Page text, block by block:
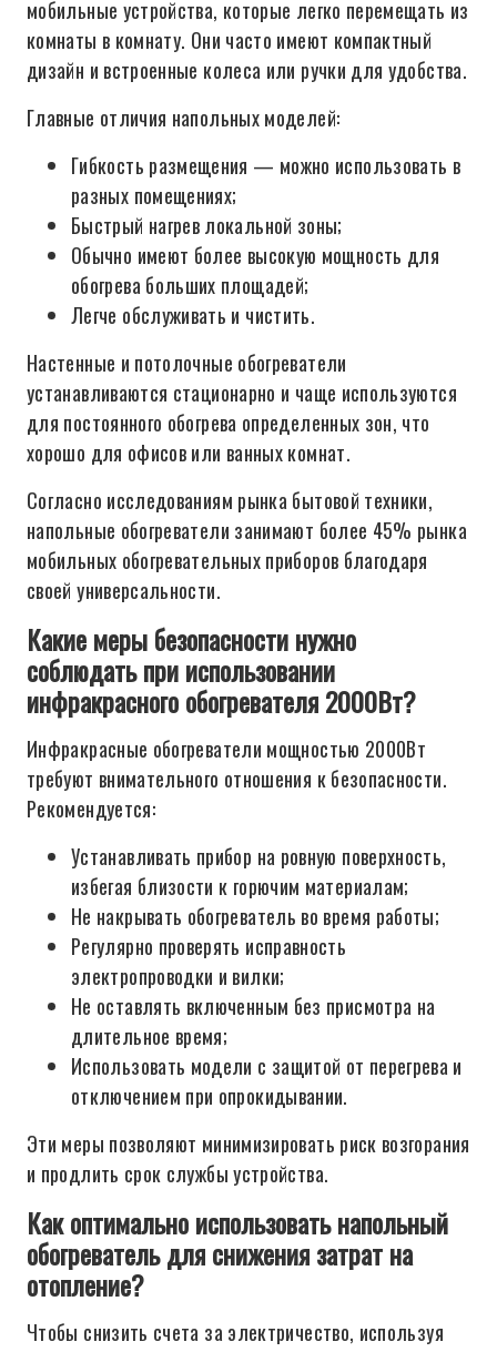
мобильные устройства, которые легко перемещать из
комнаты в комнату. Они часто имеют компактный
дизайн и встроенные колеса или ручки для удобства.
Главные отличия напольных моделей:
Гибкость размещения — можно использовать в
разных помещениях;
Быстрый нагрев локальной зоны;
Обычно имеют более высокую мощность для
обогрева больших площадей;
Легче обслуживать и чистить.
Настенные и потолочные обогреватели
устанавливаются стационарно и чаще используются
для постоянного обогрева определенных зон, что
хорошо для офисов или ванных комнат.
Согласно исследованиям рынка бытовой техники,
напольные обогреватели занимают более 45% рынка
мобильных обогревательных приборов благодаря
своей универсальности.
Какие меры безопасности нужно
соблюдать при использовании
инфракрасного обогревателя 2000Вт?
Инфракрасные обогреватели мощностью 2000Вт
требуют внимательного отношения к безопасности.
Рекомендуется:
Устанавливать прибор на ровную поверхность,
избегая близости к горючим материалам;
Не накрывать обогреватель во время работы;
Регулярно проверять исправность
электропроводки и вилки;
Не оставлять включенным без присмотра на
длительное время;
Использовать модели с защитой от перегрева и
отключением при опрокидывании.
Эти меры позволяют минимизировать риск возгорания
и продлить срок службы устройства.
Как оптимально использовать напольный
обогреватель для снижения затрат на
отопление?
Чтобы снизить счета за электричество, используя